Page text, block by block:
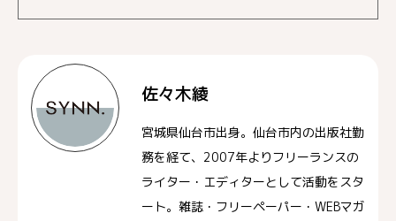
佐々木綾
宮城県仙台市出身。仙台市内の出版社勤
務を経て、2007年よりフリーランスの
ライター・エディターとして活動をスタ
ート。雑誌・フリーペーパー・WEBマガ